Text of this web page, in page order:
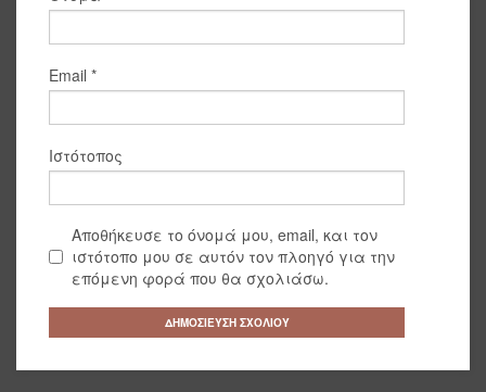
Email *
Ιστότοπος
Αποθήκευσε το όνομά μου, email, και τον
ιστότοπο μου σε αυτόν τον πλοηγό για την
επόμενη φορά που θα σχολιάσω.